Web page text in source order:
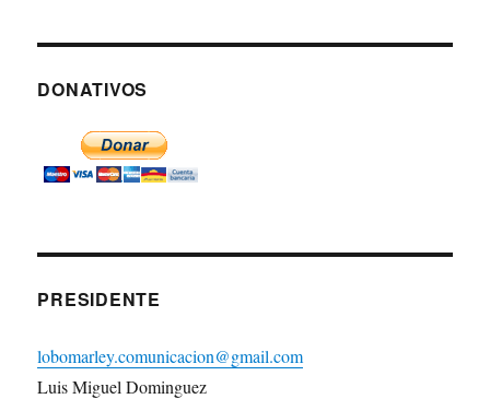
DONATIVOS
PRESIDENTE
lobomarley.comunicacion@gmail.com
Luis Miguel Dominguez